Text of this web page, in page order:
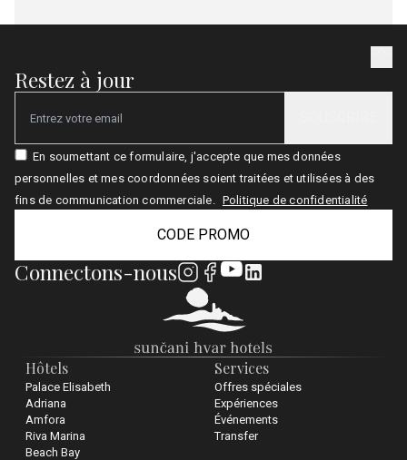
Hôtels
Palace Elisabeth
Adriana
Amfora
Riva Marina
Beach Bay
Services
Offres spéciales
Expériences
Événements
Transfer
Restez à jour
Email
En soumettant ce formulaire, j'accepte que mes données
personnelles et mes coordonnées soient traitées et utilisées à des
fins de communication commerciale. Politique de confidentialité
CODE PROMO
Connectons-nous